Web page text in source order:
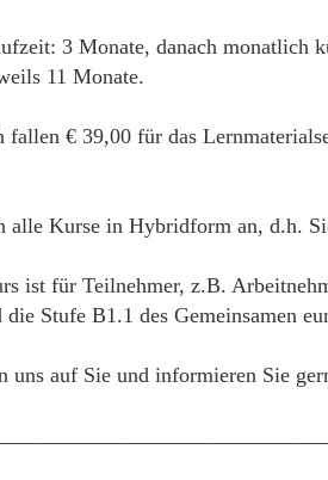
3 Monate, danach monatlich
11 Monate.
fallen € 39,00 für das
alle Kurse in Hybridform an, d.h.
ist für Teilnehmer, z.B.
Stufe B1.1 des Gemeinsamen
uns auf Sie und informieren Sie